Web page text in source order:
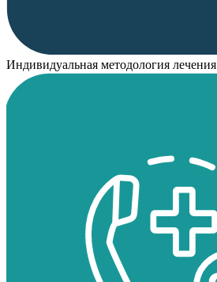
Индивидуальная методология лечения